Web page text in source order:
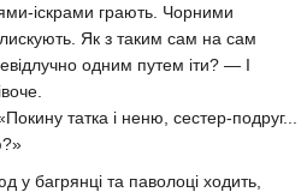
іскрами грають. Чорними
Як з таким сам на сам
одним путем іти? — І
татка і неню, сестер-подруг...
у багрянці та паволоці ходить,